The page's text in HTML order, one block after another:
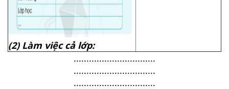
(2) Làm việc cả lớp:
................................
................................
................................